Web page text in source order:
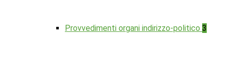
Provvedimenti organi indirizzo-politico 3